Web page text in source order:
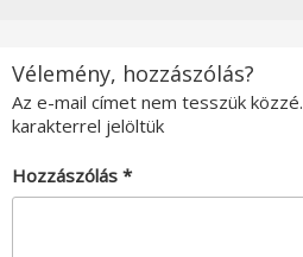
Vélemény, hozzászólás?
Az e-mail címet nem tesszük közzé.
karakterrel jelöltük
Hozzászólás *